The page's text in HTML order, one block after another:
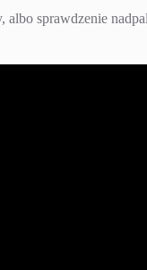
sprawdzenie